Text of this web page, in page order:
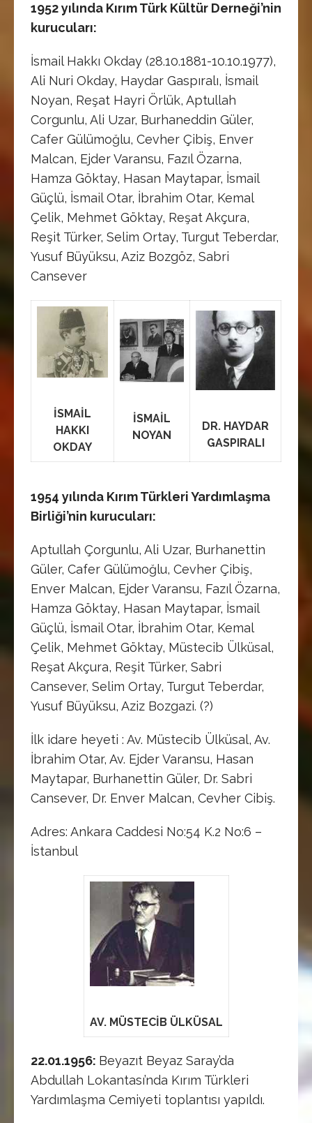
1952 yılında Kırım Türk Kültür Derneği’nin
kurucuları:
İsmail Hakkı Okday (28.10.1881-10.10.1977),
Ali Nuri Okday, Haydar Gaspıralı, İsmail
Noyan, Reşat Hayri Örlük, Aptullah
Corgunlu, Ali Uzar, Burhaneddin Güler,
Cafer Gülümoğlu, Cevher Çibiş, Enver
Malcan, Ejder Varansu, Fazıl Özarna,
Hamza Göktay, Hasan Maytapar, İsmail
Güçlü, İsmail Otar, İbrahim Otar, Kemal
Çelik, Mehmet Göktay, Reşat Akçura,
Reşit Türker, Selim Ortay, Turgut Teberdar,
Yusuf Büyüksu, Aziz Bozgöz, Sabri
Cansever
İSMAİL
HAKKI
OKDAY
İSMAİL
NOYAN
DR. HAYDAR
GASPIRALI
1954 yılında Kırım Türkleri Yardımlaşma
Birliği’nin kurucuları:
Aptullah Çorgunlu, Ali Uzar, Burhanettin
Güler, Cafer Gülümoğlu, Cevher Çibiş,
Enver Malcan, Ejder Varansu, Fazıl Özarna,
Hamza Göktay, Hasan Maytapar, İsmail
Güçlü, İsmail Otar, İbrahim Otar, Kemal
Çelik, Mehmet Göktay, Müstecib Ülküsal,
Reşat Akçura, Reşit Türker, Sabri
Cansever, Selim Ortay, Turgut Teberdar,
Yusuf Büyüksu, Aziz Bozgazi. (?)
İlk idare heyeti : Av. Müstecib Ülküsal, Av.
İbrahim Otar, Av. Ejder Varansu, Hasan
Maytapar, Burhanettin Güler, Dr. Sabri
Cansever, Dr. Enver Malcan, Cevher Cibiş.
Adres: Ankara Caddesi No:54 K.2 No:6 –
İstanbul
AV. MÜSTECİB ÜLKÜSAL
22.01.1956: Beyazıt Beyaz Saray’da
Abdullah Lokantası’nda Kırım Türkleri
Yardımlaşma Cemiyeti toplantısı yapıldı.